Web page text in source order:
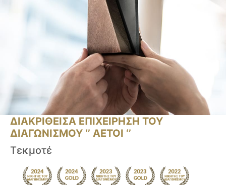
ΔΙΑΚΡΙΘΕΙΣΑ ΕΠΙΧΕΙΡΗΣΗ ΤΟΥ
ΔΙΑΓΩΝΙΣΜΟΥ ‘’ ΑΕΤΟΙ ‘’
Τεκμοτέ